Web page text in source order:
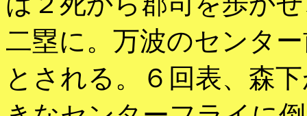
二塁に。万波のセンタ
とされる。６回表、森